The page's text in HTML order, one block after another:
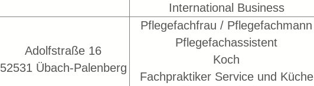
International Business
Adolfstraße 16
52531 Übach-Palenberg
Pflegefachfrau / Pflegefachmann
Pflegefachassistent
Koch
Fachpraktiker Service und Küche